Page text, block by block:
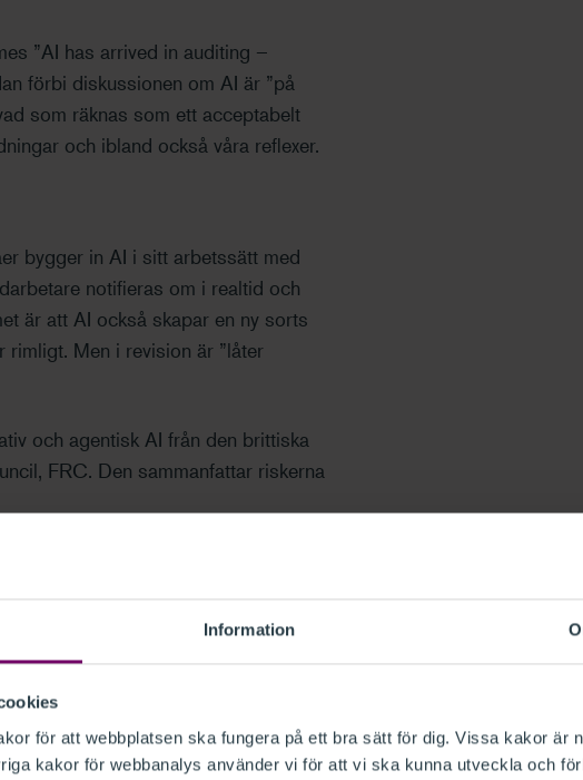
Information
för att webbplatsen ska fungera på ett bra sätt för dig. Vissa kakor är
kakor för webbanalys använder vi för att vi ska kunna utveckla och
”AI has arrived in auditing –
förbi diskussionen om AI är ”på
som räknas som ett acceptabelt
och ibland också våra reflexer.
bygger in AI i sitt arbetssätt med
notifieras om i realtid och
är att AI också skapar en ny sorts
rimligt. Men i revision är ”låter
och agentisk AI från den brittiska
FRC. Den sammanfattar riskerna
till vad en mänsklig revisor anser
från FRC som också förtjänar att
du tekniken är du